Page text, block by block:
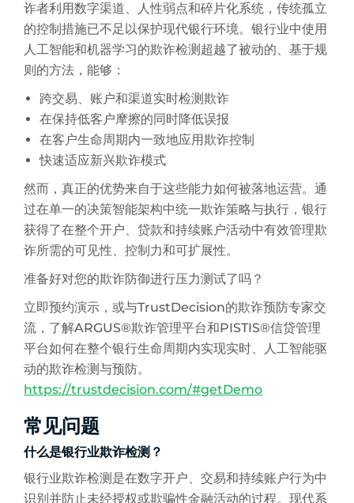
诈者利用数字渠道、人性弱点和碎片化系统，传统孤立
的控制措施已不足以保护现代银行环境。银行业中使用
人工智能和机器学习的欺诈检测超越了被动的、基于规
则的方法，能够：
跨交易、账户和渠道实时检测欺诈
在保持低客户摩擦的同时降低误报
在客户生命周期内一致地应用欺诈控制
快速适应新兴欺诈模式
然而，真正的优势来自于这些能力如何被落地运营。通
过在单一的决策智能架构中统一欺诈策略与执行，银行
获得了在整个开户、贷款和持续账户活动中有效管理欺
诈所需的可见性、控制力和可扩展性。
准备好对您的欺诈防御进行压力测试了吗？
立即预约演示，或与TrustDecision的欺诈预防专家交
流，了解ARGUS®欺诈管理平台和PISTIS®信贷管理
平台如何在整个银行生命周期内实现实时、人工智能驱
动的欺诈检测与预防。
https://trustdecision.com/#getDemo
常见问题
什么是银行业欺诈检测？
银行业欺诈检测是在数字开户、交易和持续账户行为中
识别并防止未经授权或欺骗性金融活动的过程。现代系